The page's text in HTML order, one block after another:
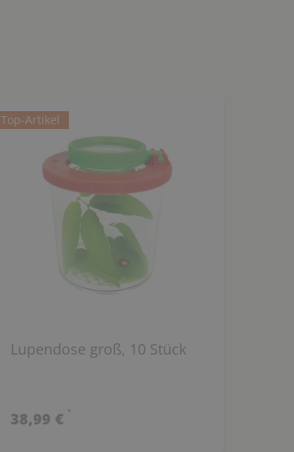
Top-Artikel
Lupendose groß, 10 Stück
38,99 € *